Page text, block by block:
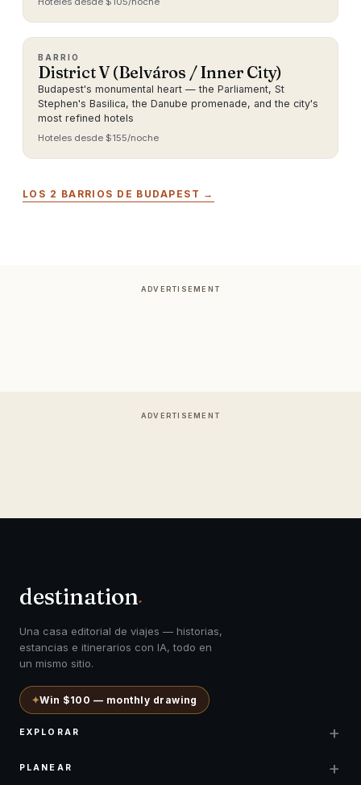
BARRIO
District V (Belváros / Inner City)
Budapest's monumental heart — the Parliament, St
Stephen's Basilica, the Danube promenade, and the city's
most refined hotels
Hoteles desde $155/noche
LOS 2 BARRIOS DE BUDAPEST →
ADVERTISEMENT
ADVERTISEMENT
destination.
Una casa editorial de viajes — historias,
estancias e itinerarios con IA, todo en
un mismo sitio.
✦Win $100 — monthly drawing
EXPLORAR +
PLANEAR +